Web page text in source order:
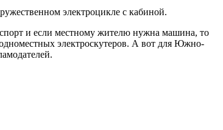
электроцикле с кабиной.
и если местному жителю нужна машина, то
электроскутеров. А вот для Южно-